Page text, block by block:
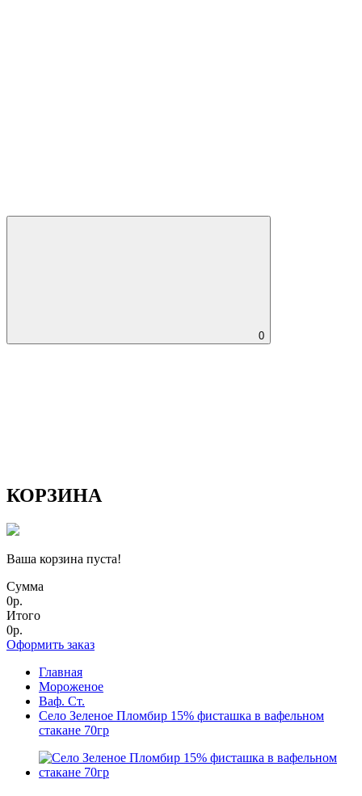
0
КОРЗИНА
Ваша корзина пуста!
Сумма
0р.
Итого
0р.
Оформить заказ
Главная
Мороженое
Ваф. Ст.
Село Зеленое Пломбир 15% фисташка в вафельном
стакане 70гр